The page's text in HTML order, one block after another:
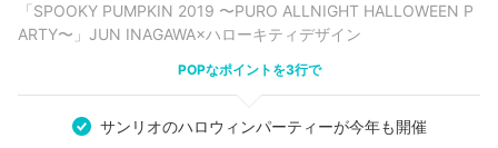
「SPOOKY PUMPKIN 2019 〜PURO ALLNIGHT HALLOWEEN P
ARTY〜」JUN INAGAWA×ハローキティデザイン
POPなポイントを3行で
サンリオのハロウィンパーティーが今年も開催